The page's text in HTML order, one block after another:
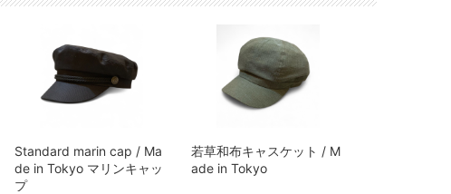
Standard marin cap / Ma
de in Tokyo マリンキャッ
プ
若草和布キャスケット / M
ade in Tokyo